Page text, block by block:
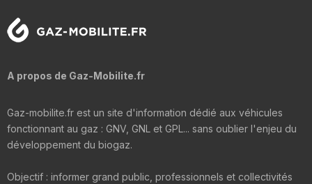
A propos de Gaz-Mobilite.fr
Gaz-mobilite.fr est un site d'information dédié aux véhicules
fonctionnant au gaz : GNV, GNL et GPL... sans oublier l'enjeu du
développement du biogaz.
Objectif : informer grand public, professionnels et collectivités